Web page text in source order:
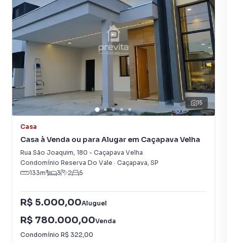
15
Casa
Casa à Venda ou para Alugar em Caçapava Velha
Rua São Joaquim, 180 - Caçapava Velha
Condomínio Reserva Do Vale · Caçapava, SP
133m² 3 2 5
R$ 5.000,00Aluguel
R$ 780.000,00Venda
Condomínio R$ 322,00